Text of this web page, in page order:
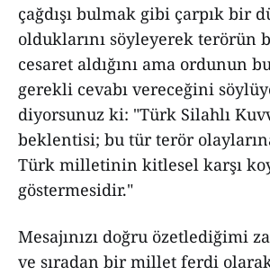
çağdışı bulmak gibi çarpık bir
olduklarını söyleyerek terörün
cesaret aldığını ama ordunun
gerekli cevabı vereceğini
diyorsunuz ki: "Türk Silahlı
beklentisi; bu tür terör
Türk milletinin kitlesel karşı
göstermesidir."
Mesajınızı doğru özetlediğimi
ve sıradan bir millet ferdi